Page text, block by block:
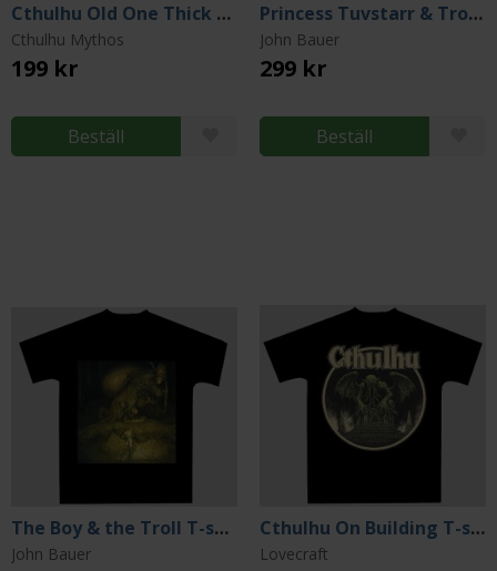
Cthulhu Old One Thick Tote Bag
Cthulhu Mythos
199 kr
Beställ
Princess Tuvstarr & Trolls T-shirt (Small)
John Bauer
299 kr
Beställ
The Boy & the Troll T-shirt (Small)
John Bauer
Cthulhu On Building T-shirt (Large)
Lovecraft